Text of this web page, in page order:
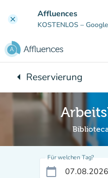
clear Affluences
KOSTENLOS –
arrow_leftZurück zu:
Reservierung
Für welchen Tag?
calendar_today